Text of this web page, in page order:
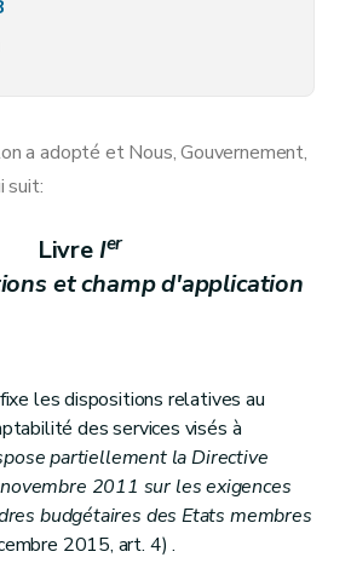
Dispositions réglant l'absence ou l'insuffisance de crédits
relatives à l'exécution du budget et à la comptabilité budgétaire
Dispositions générales
Dispositions relatives aux recettes budgétaires
Dispositions relatives aux dépenses budgétaires
a adopté et Nous, Gouvernement,
suit:
LivreIer
et champ d'application
les dispositions relatives au
des services visés à
partiellement la Directive
2011 sur les exigences
budgétaires des Etats membres
2015, art. 4) .